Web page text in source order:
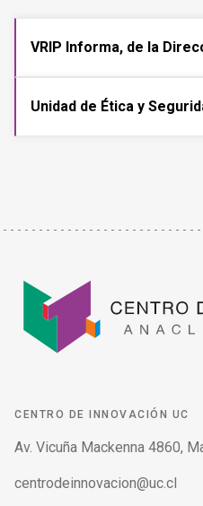
VRIP Informa, de la
Unidad de Ética y
CENTRO DE INNOVACIÓN UC
Av. Vicuña Mackenna 4860,
centrodeinnovacion@uc.cl